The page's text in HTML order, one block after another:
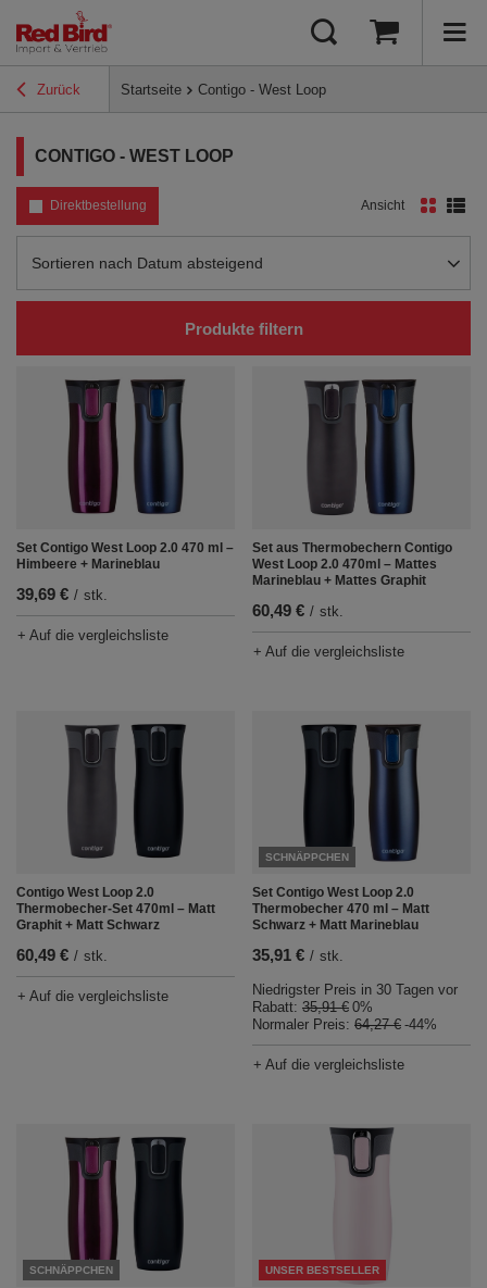
Zurück Startseite Contigo - West Loop
CONTIGO - WEST LOOP
Direktbestellung
Sortierung ändern
Sortieren nach Datum absteigend
Ansicht
Produkte filtern
Set Contigo West Loop 2.0 470 ml –
Himbeere + Marineblau
39,69 € / stk.
+ Auf die vergleichsliste
Set aus Thermobechern Contigo
West Loop 2.0 470ml – Mattes
Marineblau + Mattes Graphit
60,49 € / stk.
+ Auf die vergleichsliste
Contigo West Loop 2.0
Thermobecher-Set 470ml – Matt
Graphit + Matt Schwarz
60,49 € / stk.
+ Auf die vergleichsliste
SCHNÄPPCHEN
Set Contigo West Loop 2.0
Thermobecher 470 ml – Matt
Schwarz + Matt Marineblau
35,91 € / stk.
Niedrigster Preis in 30 Tagen vor
Rabatt: 35,91 € 0%
Normaler Preis: 64,27 € -44%
+ Auf die vergleichsliste
SCHNÄPPCHEN UNSER BESTSELLER